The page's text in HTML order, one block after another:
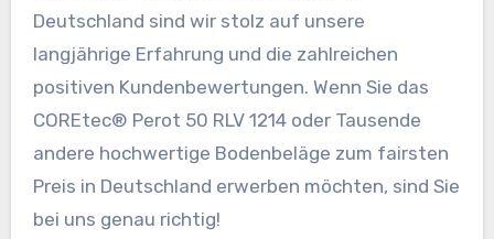
Deutschland sind wir stolz auf unsere
langjährige Erfahrung und die zahlreichen
positiven Kundenbewertungen. Wenn Sie das
COREtec® Perot 50 RLV 1214 oder Tausende
andere hochwertige Bodenbeläge zum fairsten
Preis in Deutschland erwerben möchten, sind Sie
bei uns genau richtig!